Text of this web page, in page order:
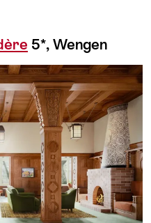
5*, Wengen